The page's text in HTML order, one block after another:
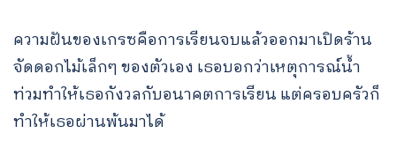
ความฝันของเกรซคือการเรียนจบแล้วออกมาเปิดร้าน
จัดดอกไม้เล็กๆ ของตัวเอง เธอบอกว่าเหตุการณ์น้ำ
ท่วมทำให้เธอกังวลกับอนาคตการเรียน แต่ครอบครัวก็
ทำให้เธอผ่านพ้นมาได้